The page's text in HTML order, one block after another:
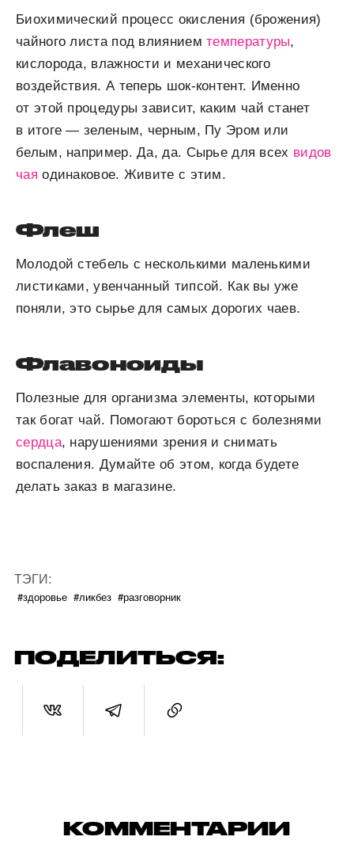
Биохимический процесс окисления (брожения)
чайного листа под влияниемтемпературы,
кислорода, влажности и механического
воздействия. А теперь шок-контент. Именно
от этой процедуры зависит, каким чай станет
в итоге — зеленым, черным, Пу Эром или
белым, например. Да, да. Сырье для всех видов
чая одинаковое. Живите с этим.
Флеш
Молодой стебель с несколькими маленькими
листиками, увенчанный типсой. Как вы уже
поняли, это сырье для самых дорогих чаев.
Флавоноиды
Полезные для организма элементы, которыми
так богат чай. Помогают бороться с болезнями
сердца, нарушениями зрения и снимать
воспаления. Думайте об этом, когда будете
делать заказ в магазине.
ТЭГИ:
#здоровье #ликбез #разговорник
ПОДЕЛИТЬСЯ:
КОММЕНТАРИИ